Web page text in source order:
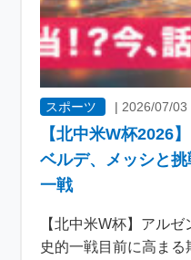
スポーツ | 2026/07/03
【北中米W杯2026
ベルデ、メッシと
一戦
【北中米W杯】アル
史的一戦目前に高ま